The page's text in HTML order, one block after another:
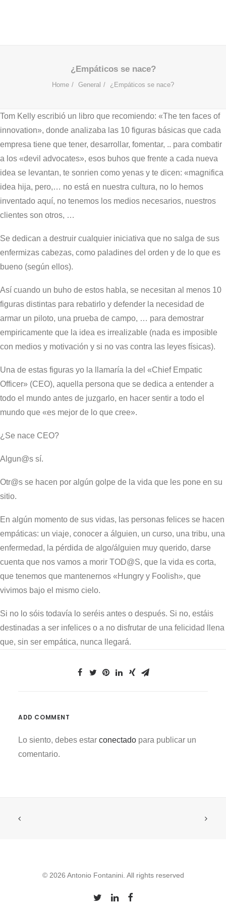
¿Empáticos se nace?
Home General ¿Empáticos se nace?
Tom Kelly escribió un libro que recomiendo: «The ten faces of
innovation», donde analizaba las 10 figuras básicas que cada
empresa tiene que tener, desarrollar, fomentar, .. para combatir
a los «devil advocates», esos buhos que frente a cada nueva
idea se levantan, te sonrien como yenas y te dicen: «magnifica
idea hija, pero,… no está en nuestra cultura, no lo hemos
inventado aquí, no tenemos los medios necesarios, nuestros
clientes son otros, …
Se dedican a destruir cualquier iniciativa que no salga de sus
enfermizas cabezas, como paladines del orden y de lo que es
bueno (según ellos).
Así cuando un buho de estos habla, se necesitan al menos 10
figuras distintas para rebatirlo y defender la necesidad de
armar un piloto, una prueba de campo, … para demostrar
empiricamente que la idea es irrealizable (nada es imposible
con medios y motivación y si no vas contra las leyes físicas).
Una de estas figuras yo la llamaría la del «Chief Empatic
Officer» (CEO), aquella persona que se dedica a entender a
todo el mundo antes de juzgarlo, en hacer sentir a todo el
mundo que «es mejor de lo que cree».
¿Se nace CEO?
Algun@s sí.
Otr@s se hacen por algún golpe de la vida que les pone en su
sitio.
En algún momento de sus vidas, las personas felices se hacen
empáticas: un viaje, conocer a álguien, un curso, una tribu, una
enfermedad, la pérdida de algo/álguien muy querido, darse
cuenta que nos vamos a morir TOD@S, que la vida es corta,
que tenemos que mantenernos «Hungry y Foolish», que
vivimos bajo el mismo cielo.
Si no lo sóis todavía lo seréis antes o después. Si no, estáis
destinadas a ser infelices o a no disfrutar de una felicidad llena
que, sin ser empática, nunca llegará.
ADD COMMENT
Lo siento, debes estar conectado para publicar un
comentario.
© 2026 Antonio Fontanini. All rights reserved